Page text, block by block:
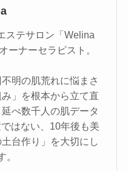
ステサロン「Welina
ーナーセラピスト。
明の肌荒れに悩まさ
」を根本から立て直
べ数千人の肌データ
はない、10年後も美
台作り」を大切にし
。